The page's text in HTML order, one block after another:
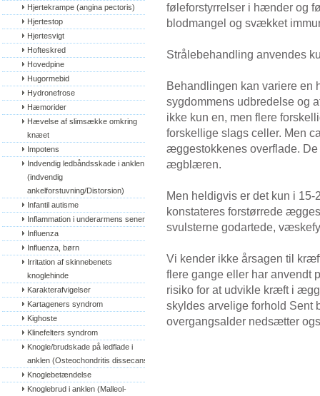
Hjertekrampe (angina pectoris)
Hjertestop
Hjertesvigt
Hofteskred
Hovedpine
Hugormebid
Hydronefrose
Hæmorider
Hævelse af slimsække omkring
knæet
Impotens
Indvendig ledbåndsskade i anklen
(indvendig
ankelforstuvning/Distorsion)
Infantil autisme
Inflammation i underarmens sener
Influenza
Influenza, børn
Irritation af skinnebenets
knoglehinde
Karakterafvigelser
Kartageners syndrom
Kighoste
Klinefelters syndrom
Knogle/brudskade på ledflade i
anklen (Osteochondritis dissecans)
Knoglebetændelse
Knoglebrud i anklen (Malleol-
føleforstyrrelser i hænder og
blodmangel og svækket
Strålebehandling anvendes
Behandlingen kan variere en
sygdommens udbredelse og
ikke kun en, men flere
forskellige slags celler. Men
æggestokkenes overflade.
ægblæren.
Men heldigvis er det kun i
konstateres forstørrede
svulsterne godartede,
Vi kender ikke årsagen til
flere gange eller har anvendt
risiko for at udvikle kræft i
skyldes arvelige forhold Sent
overgangsalder nedsætter